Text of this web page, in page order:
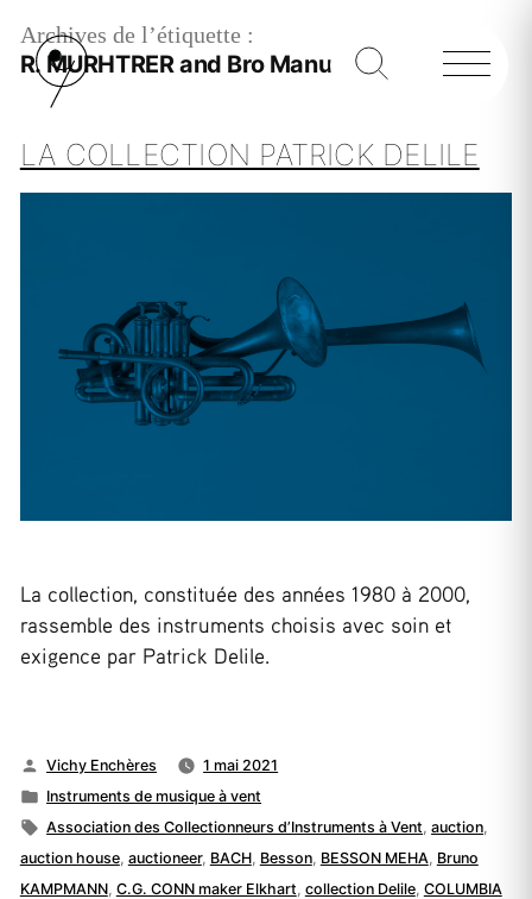
Archives de l’étiquette :
R. MURHTRER and Bro Manuf.
LA COLLECTION PATRICK DELILE
La collection, constituée des années 1980 à 2000,
rassemble des instruments choisis avec soin et
exigence par Patrick Delile.
Publié
par
Vichy Enchères
1 mai 2021
Publié
dans
Instruments de musique à vent
Étiquettes :
Association des Collectionneurs d’Instruments à Vent ,auction
auction house, auctioneer, BACH, Besson, BESSON MEHA Bruno
KAMPMANN, C.G. CONN maker Elkhart collection Delile, COLUMBIA